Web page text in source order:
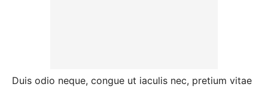
Duis odio neque, congue ut iaculis nec, pretium vitae